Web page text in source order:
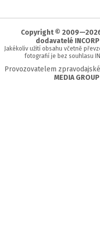
Copyright © 2009—2026
dodavatelé
Jakékoliv užití obsahu včetně
fotografií je bez souhlasu
Provozovatelem
MEDIA